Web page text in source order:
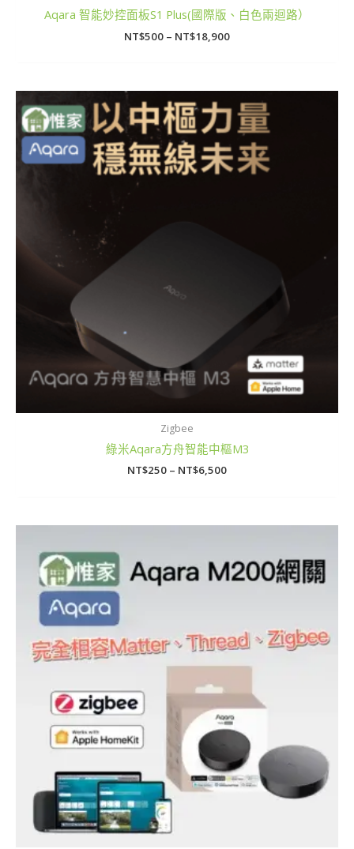
Aqara 智能妙控面板S1 Plus(國際版、白色兩迴路）
NT$500 – NT$18,900
Zigbee
綠米Aqara方舟智能中樞M3
NT$250 – NT$6,500
格
範
圍：
NT$250
到
NT$6,500
圍：
NT$210